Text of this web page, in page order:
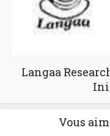
Langaa
Vous